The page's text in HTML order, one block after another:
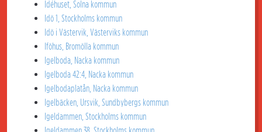
Idéhuset, Solna kommun
Idö 1, Stockholms kommun
Idö i Västervik, Västerviks kommun
Iföhus, Bromölla kommun
Igelboda, Nacka kommun
Igelboda 42:4, Nacka kommun
Igelbodaplatån, Nacka kommun
Igelbäcken, Ursvik, Sundbybergs kommun
Igeldammen, Stockholms kommun